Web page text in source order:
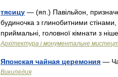
тясицу — (яп.) Павільйон,
будиночка з глинобитними
приймальні, головної кімнати з
Архітектура і монументальне
Японская чайная церемония —
Википедия